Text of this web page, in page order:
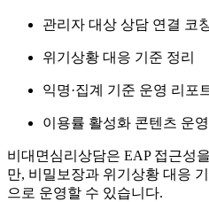
관리자 대상 상담 연결 코
위기상황 대응 기준 정리
익명·집계 기준 운영 리포
이용률 활성화 콘텐츠 운영
비대면심리상담은 EAP 접근성
만, 비밀보장과 위기상황 대응
으로 운영할 수 있습니다.